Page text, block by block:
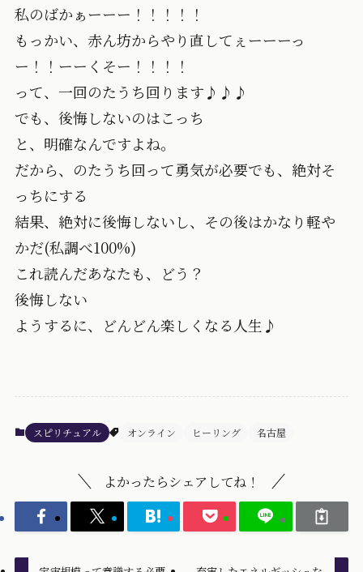
私のばかぁーーー！！！！！
もっかい、赤ん坊からやり直してぇーーーっ
ー！！ーーくそー！！！！
って、一回のたうち回ります♪♪♪
でも、後悔しないのはこっち
と、明確なんですよね。
だから、のたうち回って勇気が必要でも、絶対そ
っちにする
結果、絶対に後悔しないし、その後はかなり軽や
かだ(私調べ100%)
これ読んだあなたも、どう？
後悔しない
ようするに、どんどん楽しくなる人生♪
スピリチュアル オンライン ヒーリング 名古屋
よかったらシェアしてね！